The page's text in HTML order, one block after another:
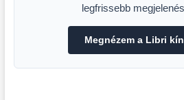
legfrissebb
Megnézem a Libri